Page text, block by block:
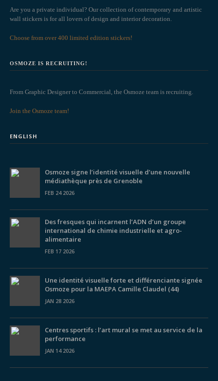
Are you a private individual? Our collection of contemporary and artistic
wall stickers is for all lovers of design and interior decoration.
Choose from over 400 limited edition stickers!
OSMOZE IS RECRUITING!
From Graphic Designer to Commercial, the Osmoze team is recruiting.
Join the Osmoze team!
ENGLISH
Osmoze signe l’identité visuelle d’une nouvelle
médiathèque près de Grenoble
FEB 24 2026
Des fresques qui incarnent l’ADN d’un groupe
international de chimie industrielle et agro-
alimentaire
FEB 17 2026
Une identité visuelle forte et différenciante signée
Osmoze pour la MAEPA Camille Claudel (44)
JAN 28 2026
Centres sportifs : l’art mural se met au service de la
performance
JAN 14 2026